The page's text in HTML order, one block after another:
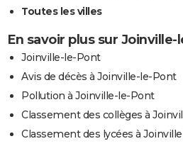
Toutes les villes
En savoir plus sur Joinville-
Joinville-le-Pont
Avis de décès à Joinville-le-Pont
Pollution à Joinville-le-Pont
Classement des collèges à
Classement des lycées à